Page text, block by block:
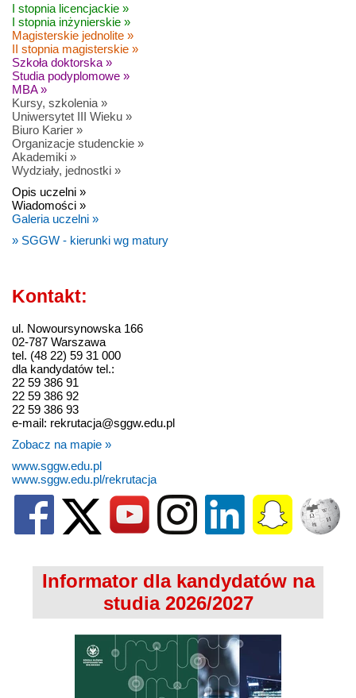
I stopnia licencjackie »
I stopnia inżynierskie »
Magisterskie jednolite »
II stopnia magisterskie »
Szkoła doktorska »
Studia podyplomowe »
MBA »
Kursy, szkolenia »
Uniwersytet III Wieku »
Biuro Karier »
Organizacje studenckie »
Akademiki »
Wydziały, jednostki »
Opis uczelni »
Wiadomości »
Galeria uczelni »
» SGGW - kierunki wg matury
Kontakt:
ul. Nowoursynowska 166
02-787 Warszawa
tel. (48 22) 59 31 000
dla kandydatów tel.:
22 59 386 91
22 59 386 92
22 59 386 93
e-mail: rekrutacja@sggw.edu.pl
Zobacz na mapie »
www.sggw.edu.pl
www.sggw.edu.pl/rekrutacja
Informator dla kandydatów na
studia 2026/2027